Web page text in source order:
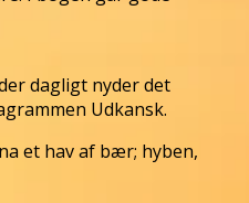
dagligt nyder det
Udkansk.
et hav af bær; hyben,